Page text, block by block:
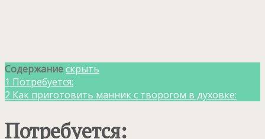
Содержаниескрыть
1 Потребуется:
2 Как приготовить манник с творогом в духовке:
Потребуется: